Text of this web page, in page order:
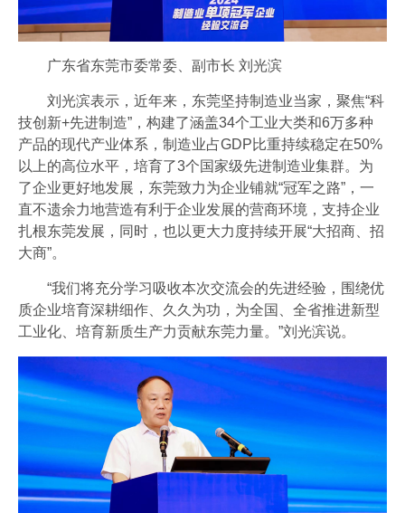
广东省东莞市委常委、副市长 刘光滨
刘光滨表示，近年来，东莞坚持制造业当家，聚焦“科
技创新+先进制造”，构建了涵盖34个工业大类和6万多种
产品的现代产业体系，制造业占GDP比重持续稳定在50%
以上的高位水平，培育了3个国家级先进制造业集群。为
了企业更好地发展，东莞致力为企业铺就“冠军之路”，一
直不遗余力地营造有利于企业发展的营商环境，支持企业
扎根东莞发展，同时，也以更大力度持续开展“大招商、招
大商”。
“我们将充分学习吸收本次交流会的先进经验，围绕优
质企业培育深耕细作、久久为功，为全国、全省推进新型
工业化、培育新质生产力贡献东莞力量。”刘光滨说。